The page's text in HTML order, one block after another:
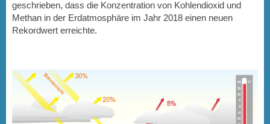
geschrieben, dass die Konzentration von Kohlendioxid und
Methan in der Erdatmosphäre im Jahr 2018 einen neuen
Rekordwert erreichte.